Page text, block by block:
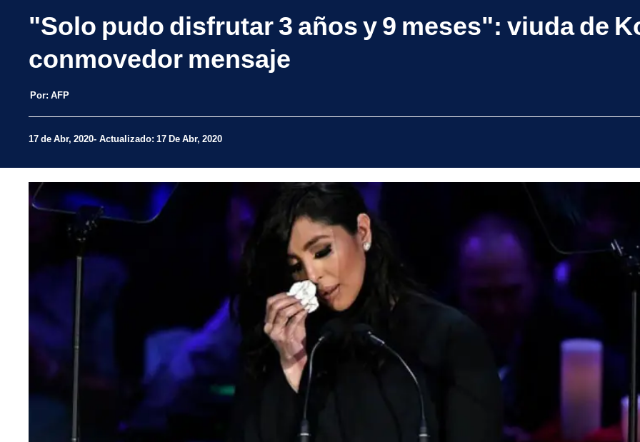
"Solo pudo disfrutar 3 años y 9 meses": viuda de
conmovedor mensaje
Por: AFP
17 de Abr, 2020 Actualizado: 17 De Abr, 2020